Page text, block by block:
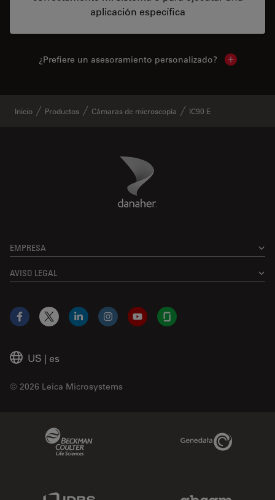
aplicación específica
¿Prefiere un asesoramiento personalizado? Show local
Inicio Productos Cámaras de microscopía IC90 E
Danaher Logo
EMPRESA
AVISO LEGAL
US | es
© 2026 Leica Microsystems
Facebook
X LinkedInInstagramYouTubeGlassdoor
Genedata Link